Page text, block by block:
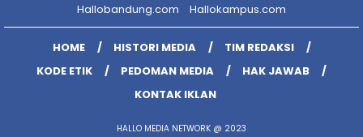
Hallobandung.com
Hallokampus.com
HOME HISTORI MEDIA
TIM REDAKSI
KODE ETIK
PEDOMAN MEDIA
HAK JAWAB
KONTAK IKLAN
HALLO MEDIA NETWORK @ 2023